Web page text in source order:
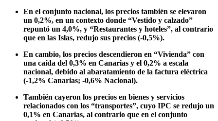
En el conjunto nacional, los precios también se elevaron
un 0,2%, en un contexto donde “Vestido y calzado”
repuntó un 4,0%, y “Restaurantes y hoteles”, al contrario
que en las Islas, redujo sus precios (-0,5%).
En cambio, los precios descendieron en “Vivienda” con
una caída del 0,3% en Canarias y el 0,2% a escala
nacional, debido al abaratamiento de la factura eléctrica
(-1,2% Canarias; -0,6% Nacional).
También cayeron los precios en bienes y servicios
relacionados con los “transportes”, cuyo IPC se redujo un
0,1% en Canarias, al contrario que en el conjunto